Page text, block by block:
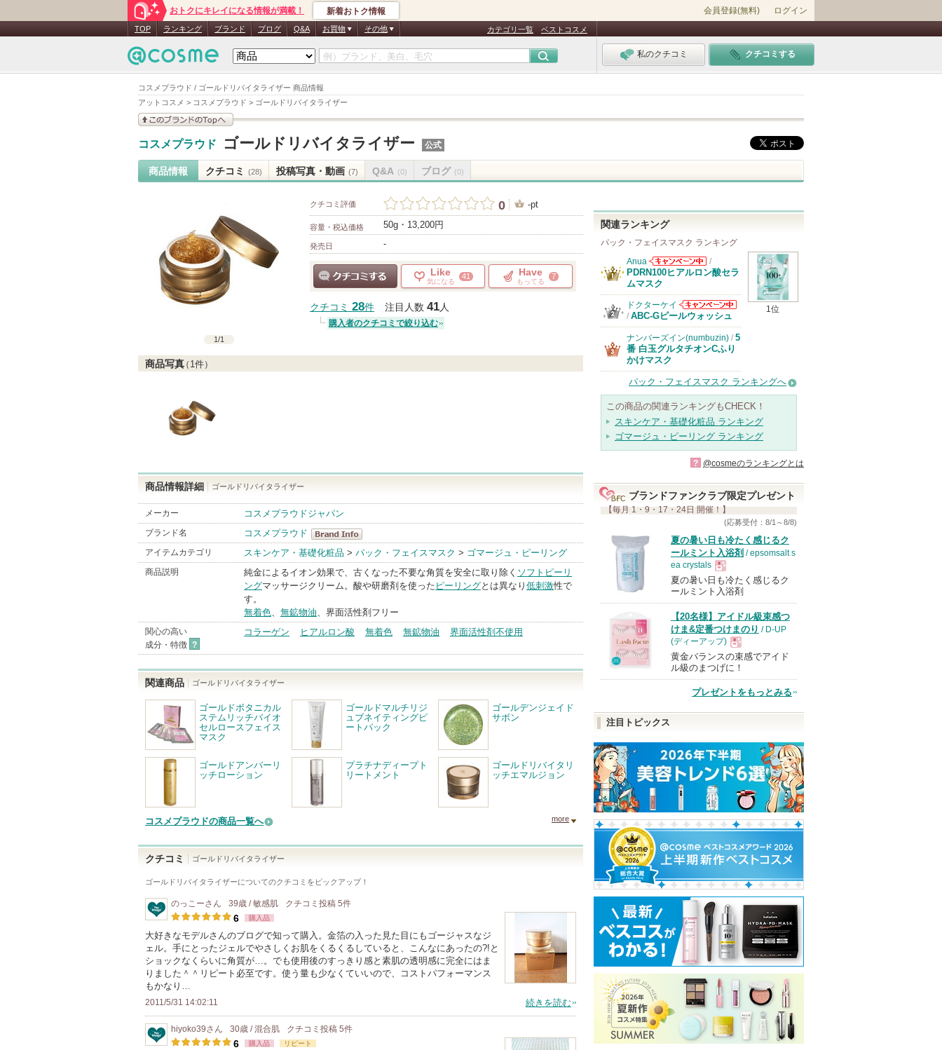
コスメプラウド / ゴールドリバイタライザー 商品情報
アットコスメ > コスメプラウド > ゴールドリバイタライザー
おトクにキレイになる情報が満載！ 新着おトク情報 会員登録(無料) ログイン
TOP ランキング ブランド ブログ Q&A お買物 その他 カテゴリ一覧 ベストコスメ
私のクチコミ クチコミする
コスメプラウド ゴールドリバイタライザー 公式
商品情報 クチコミ (28) 投稿写真・動画 (7) Q&A (0) ブログ (0)
1/1
クチコミ評価 0 -pt
容量・税込価格 50g・13,200円
発売日 -
Like
気になる
41 Have
もってる
7
クチコミ 28件 注目人数 41人
購入者のクチコミで絞り込む
商品写真（ 1件）
商品情報詳細 ゴールドリバイタライザー
メーカー コスメプラウドジャパン
ブランド名
コスメプラウド
コスメプラウ
ド BrandInfo
アイテムカテゴリ スキンケア・基礎化粧品 > パック・フェイスマスク > ゴマージュ・ピーリング
商品説明 純金によるイオン効果で、古くなった不要な角質を安全に取り除く ソフト ピーリ
ングマッサージクリーム。酸や研磨剤を使った ピーリングとは異なり 低刺激性で
す。
無着色、 無鉱物油、界面活性剤フリー
関心の高い
成分・特徴 ?
コラーゲン ヒアルロン酸 無着色 無鉱物油 界面活性剤不使用
関連商品 ゴールドリバイタライザー
ゴールドボタニカル
ステムリッチバイオ
セルロースフェイス
マスク
ゴールドマルチリジ
ュブネイティングピ
ートパック
ゴールデンジェイド
サボン
ゴールドアンバーリ
ッチローション
プラチナディープト
リートメント
ゴールドリバイタリ
ッチエマルジョン
コスメプラウドの商品一覧へ more
クチコミ ゴールドリバイタライザー
ゴールドリバイタライザーについてのクチコミをピックアップ！
のっこーさん 39歳 / 敏感肌 クチコミ投稿 5件
6 購入品
大好きなモデルさんのブログで知って購入。金箔の入った見た目にもゴージャスなジ
ェル。手にとったジェルでやさしくお肌をくるくるしていると、こんなにあったの?!と
ショックなくらいに角質が…。でも使用後のすっきり感と素肌の透明感に完全にはま
りました＾＾リピート必至です。使う量も少なくていいので、コストパフォーマンス
もかなり…
2011/5/31 14:02:11 続きを読む
hiyoko39さん 30歳 / 混合肌 クチコミ投稿 5件
6 購入品 リピート
関連ランキング
パック・フェイスマスク ランキング
1位
Anua
Anuaからのお
知らせがありま
/
PDRN100ヒアルロン酸セラ
ムマスク
ドクターケイ
ドクターケイか
らのお知らせが
あります
/ ABC-Gピールウォッシュ
ナンバーズイン(numbuzin) / 5
番 白玉グルタチオンCふり
かけマスク
パック・フェイスマスク ランキングへ
この商品の関連ランキングもCHECK！
スキンケア・基礎化粧品 ランキング
ゴマージュ・ピーリング ランキング
? @cosmeのランキングとは
ブランドファンクラブ限定プレゼント
【毎月 1・9・17・24日 開催！】
(応募受付：8/1～8/8)
夏の暑い日も冷たく感じるク
ールミント入浴剤 / epsomsalt s
ea crystals
現
品
夏の暑い日も冷たく感じるク
ールミント入浴剤
【20名様】アイドル級束感つ
けま&定番つけまのり / D-UP
(ディーアップ)
現
品
黄金バランスの束感でアイド
ル級のまつげに！
プレゼントをもっとみる
注目トピックス